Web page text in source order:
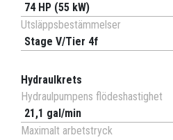
74 HP (55 kW)
Utsläppsbestämmelser
Stage V/Tier 4f
Hydraulkrets
Hydraulpumpens flödeshastighet
21,1 gal/min
Maximalt arbetstryck